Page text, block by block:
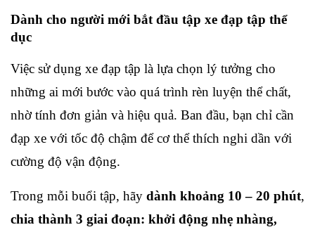
Dành cho người mới bắt đầu tập xe đạp tập thể
dục
Việc sử dụng xe đạp tập là lựa chọn lý tưởng cho
những ai mới bước vào quá trình rèn luyện thể chất,
nhờ tính đơn giản và hiệu quả. Ban đầu, bạn chỉ cần
đạp xe với tốc độ chậm để cơ thể thích nghi dần với
cường độ vận động.
Trong mỗi buổi tập, hãy dành khoảng 10 – 20 phút
chia thành 3 giai đoạn: khởi động nhẹ nhàng,